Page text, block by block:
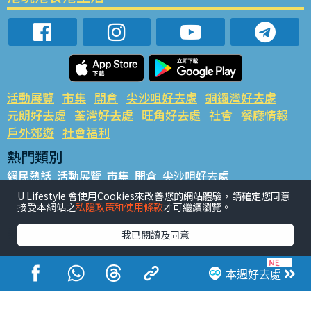
本週好去處
活動展覽 市集 開倉 尖沙咀好去處 銅鑼灣好去處
元朗好去處 荃灣好去處 旺角好去處 社會 餐廳情報
戶外郊遊 社會福利
熱門類別
網民熱話 活動展覽 市集 開倉 尖沙咀好去處
銅鑼灣好去處 元朗好去處 荃灣好去處 旺角好去處 社會
餐廳情報 戶外郊遊
熱門標籤
#UGO搵好去處 #人氣活動推介 #美食社群熱話
#親子玩樂好去處
#ULifestyle應用程式
#限時搶
#UJetso禮物放送
#ULifestyle商戶中心 #著數 #網絡熱話
U Lifestyle 會使用Cookies來改善您的網站體驗，請確定您同意
接受本網站之私隱政策和使用條款才可繼續瀏覽。
我已閱讀及同意